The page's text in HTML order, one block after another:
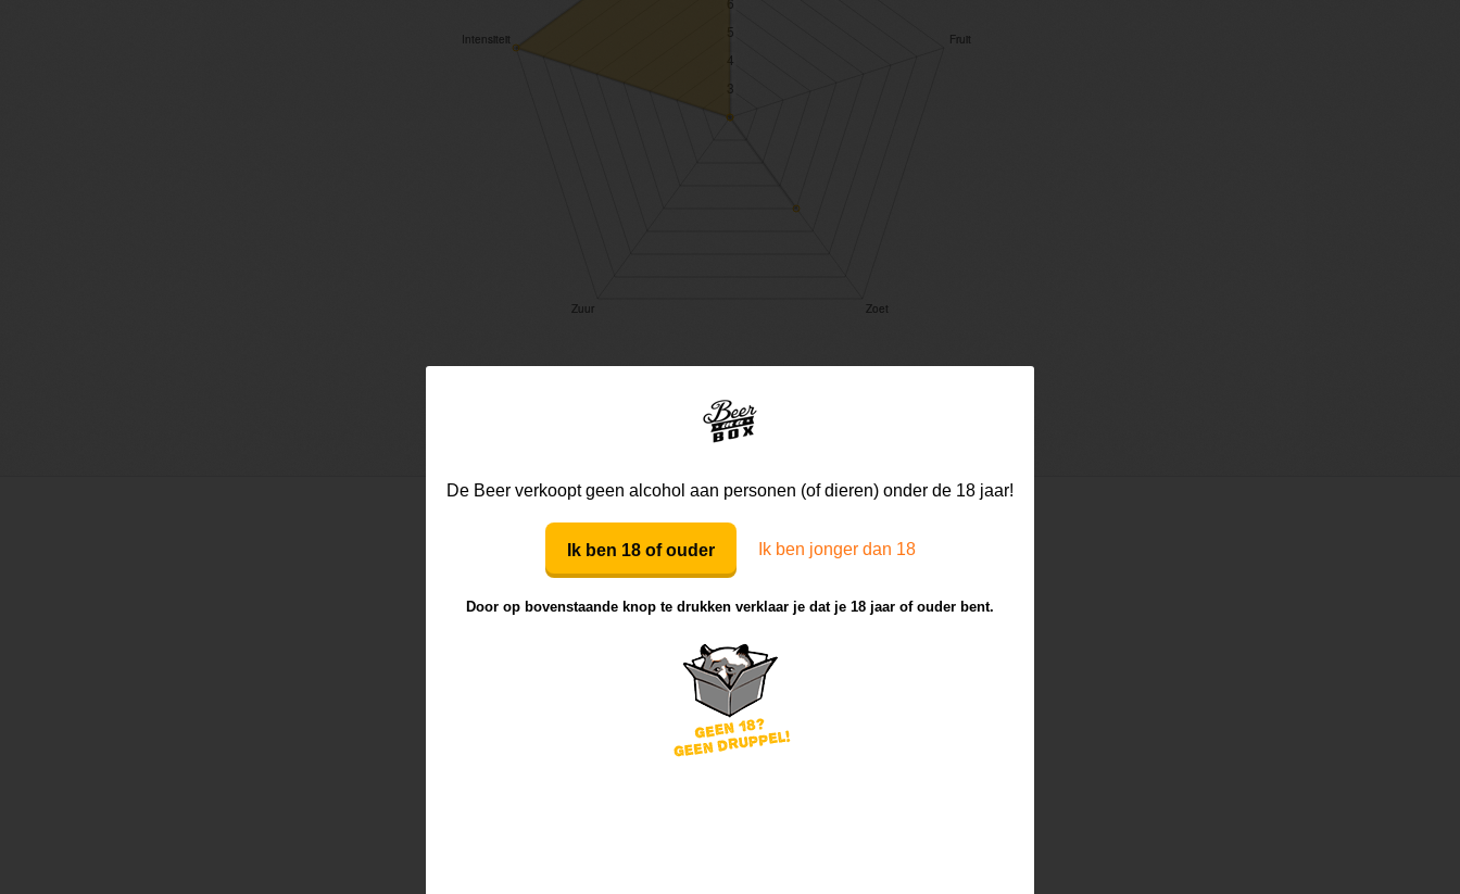
Mijn review bij dit bier
De Beer verkoopt geen alcohol aan personen (of dieren) onder de 18 jaar!
Ik ben 18 of ouder Ik ben jonger dan 18
Door op bovenstaande knop te drukken verklaar je dat je 18 jaar of ouder bent.